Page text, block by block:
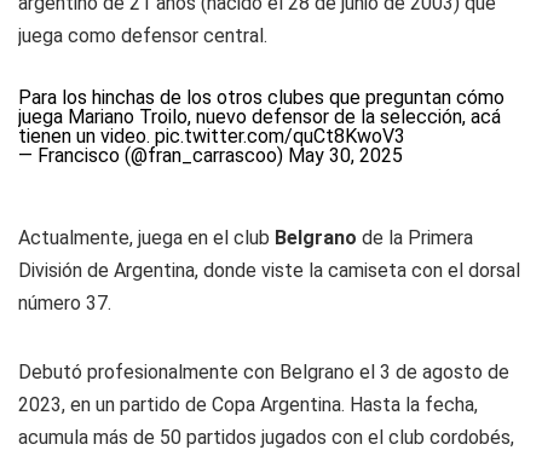
juega como defensor central.
Para los hinchas de los otros clubes que preguntan cómo
juega Mariano Troilo, nuevo defensor de la selección, acá
tienen un video. pic.twitter.com/quCt8KwoV3
— Francisco (@fran_carrascoo) May 30, 2025
Actualmente, juega en el club Belgrano de la Primera
División de Argentina, donde viste la camiseta con el dorsal
número 37.
Debutó profesionalmente con Belgrano el 3 de agosto de
2023, en un partido de Copa Argentina. Hasta la fecha,
acumula más de 50 partidos jugados con el club cordobés,